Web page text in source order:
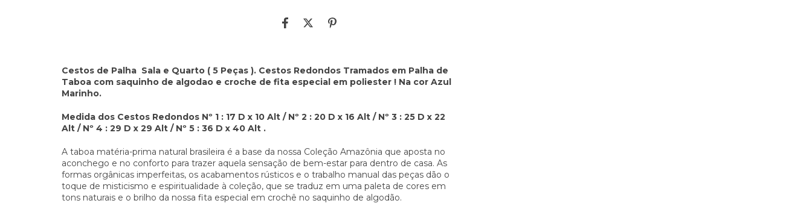
Cestos de Palha Sala e Quarto ( 5 Peças ). Cestos Redondos Tramados em Palha de
Taboa com saquinho de algodao e croche de fita especial em poliester ! Na cor Azul
Marinho.
Medida dos Cestos Redondos Nº 1 : 17 D x 10 Alt / Nº 2 : 20 D x 16 Alt / Nº 3 : 25 D x 22
Alt / Nº 4 : 29 D x 29 Alt / Nº 5 : 36 D x 40 Alt .
A taboa matéria-prima natural brasileira é a base da nossa Coleção Amazônia que aposta no
aconchego e no conforto para trazer aquela sensação de bem-estar para dentro de casa. As
formas orgânicas imperfeitas, os acabamentos rústicos e o trabalho manual das peças dão o
toque de misticismo e espiritualidade à coleção, que se traduz em uma paleta de cores em
tons naturais e o brilho da nossa fita especial em crochê no saquinho de algodão.